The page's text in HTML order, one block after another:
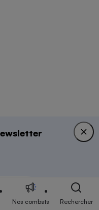
des producteurs et des
Nos combats Rechercher